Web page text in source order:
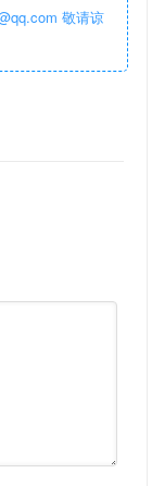
敬请谅